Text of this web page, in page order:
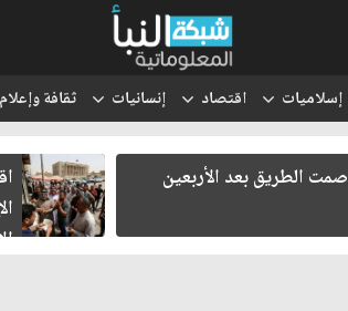
إسلاميات اقتصاد إنسانيات ثقافة وإعلام
صمت الطريق بعد الأربعين